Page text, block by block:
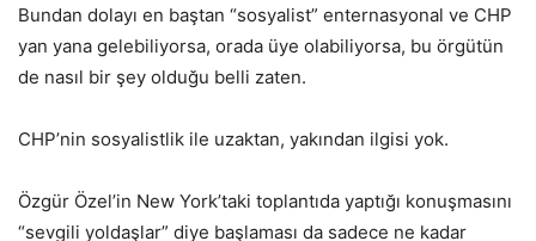
Bundan dolayı en baştan “sosyalist” enternasyonal ve CHP
yan yana gelebiliyorsa, orada üye olabiliyorsa, bu örgütün
de nasıl bir şey olduğu belli zaten.
CHP’nin sosyalistlik ile uzaktan, yakından ilgisi yok.
Özgür Özel’in New York’taki toplantıda yaptığı konuşmasını
“sevgili yoldaşlar” diye başlaması da sadece ne kadar